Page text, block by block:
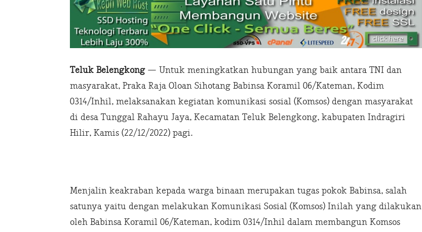
Teluk Belengkong— Untuk meningkatkan hubungan yang baik antara TNI dan
masyarakat, Praka Raja Oloan Sihotang Babinsa Koramil 06/Kateman, Kodim
0314/Inhil, melaksanakan kegiatan komunikasi sosial (Komsos) dengan masyarakat
di desa Tunggal Rahayu Jaya, Kecamatan Teluk Belengkong, kabupaten Indragiri
Hilir, Kamis (22/12/2022) pagi.
Menjalin keakraban kepada warga binaan merupakan tugas pokok Babinsa, salah
satunya yaitu dengan melakukan Komunikasi Sosial (Komsos) Inilah yang dilakukan
oleh Babinsa Koramil 06/Kateman, kodim 0314/Inhil dalam membangun Komsos